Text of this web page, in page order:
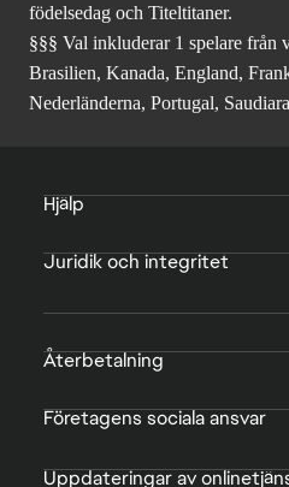
födelsedag och Titeltitaner.
§§§ Val inkluderar 1 spelare från
Brasilien, Kanada, England,
Nederländerna, Portugal,
Hjälp
Juridik och integritet
Återbetalning
Företagens sociala ansvar
Uppdateringar av